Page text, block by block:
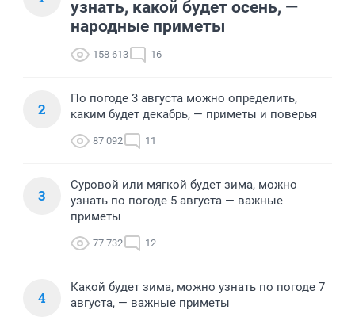
узнать, какой будет осень, —
народные приметы
158 613 16
2
По погоде 3 августа можно определить,
каким будет декабрь, — приметы и поверья
87 092 11
3
Суровой или мягкой будет зима, можно
узнать по погоде 5 августа — важные
приметы
77 732 12
4
Какой будет зима, можно узнать по погоде 7
августа, — важные приметы